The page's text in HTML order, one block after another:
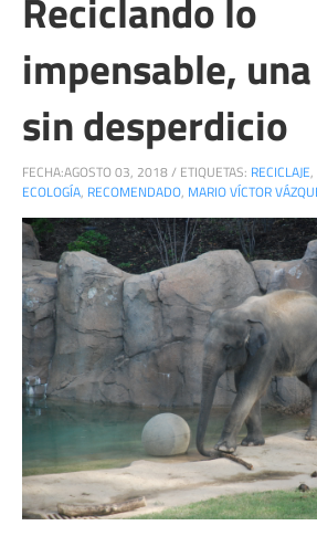
impensable,
sin desperdicio
FECHA:AGOSTO 03, 2018/ ETIQUETAS: RECICLAJE,
ECOLOGÍA, RECOMENDADO, MARIO VÍCTOR